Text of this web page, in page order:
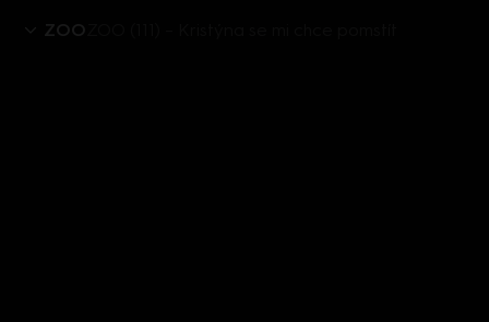
ZOO